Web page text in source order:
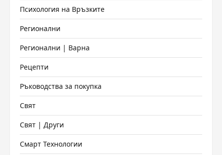
Психология на Връзките
Регионални
Регионални | Варна
Рецепти
Ръководства за покупка
Свят
Свят | Други
Смарт Технологии